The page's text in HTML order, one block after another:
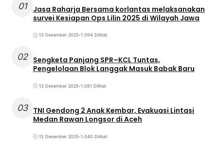
01
Jasa Raharja Bersama korlantas melaksanakan
survei Kesiapan Ops Lilin 2025 di Wilayah Jawa
13 Desember 2025•1.094 Dilihat
02 Sengketa Panjang SPR–KCL Tuntas,
Pengelolaan Blok Langgak Masuk Babak Baru
13 Desember 2025•1.081 Dilihat
03 TNI Gendong 2 Anak Kembar, Evakuasi Lintasi
Medan Rawan Longsor di Aceh
13 Desember 2025•1.040 Dilihat